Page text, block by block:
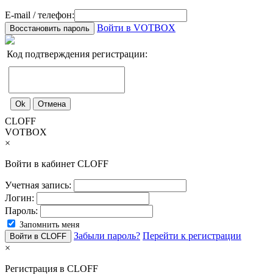
E-mail / телефон:
Войти в VOTBOX
Код подтверждения регистрации:
CLOFF
VOTBOX
×
Войти в кабинет CLOFF
Учетная запись:
Логин:
Пароль:
Запомнить меня
Забыли пароль? Перейти к регистрации
×
Регистрация в CLOFF